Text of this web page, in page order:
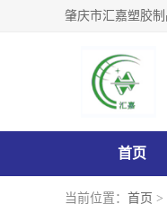
首页
当前位置： 首页 >